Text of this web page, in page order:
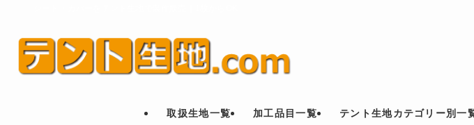
取扱生地一覧 加工品目一覧 テント生地カテゴリー別一